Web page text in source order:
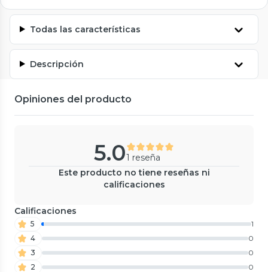
Todas las características
Descripción
Opiniones del producto
5.01 reseña
Este producto no tiene reseñas ni
calificaciones
Calificaciones
5
1
4
0
3
0
2
0